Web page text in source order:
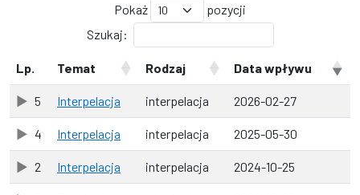
Pokaż
pozycji
Szukaj:
Lp. Temat Rodzaj Data wpływu
5 Interpelacja interpelacja 2026-02-27
4 Interpelacja interpelacja 2025-05-30
2 Interpelacja interpelacja 2024-10-25